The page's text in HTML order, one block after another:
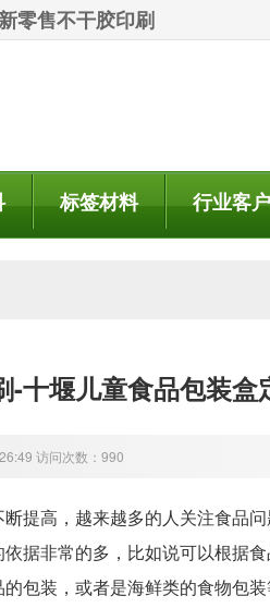
零售不干胶印刷
标签材料 行业客户
-十堰儿童食品包装盒
访问次数：990
高，越来越多的人关注食品问
据非常的多，比如说可以根据
包装，或者是海鲜类的食物包